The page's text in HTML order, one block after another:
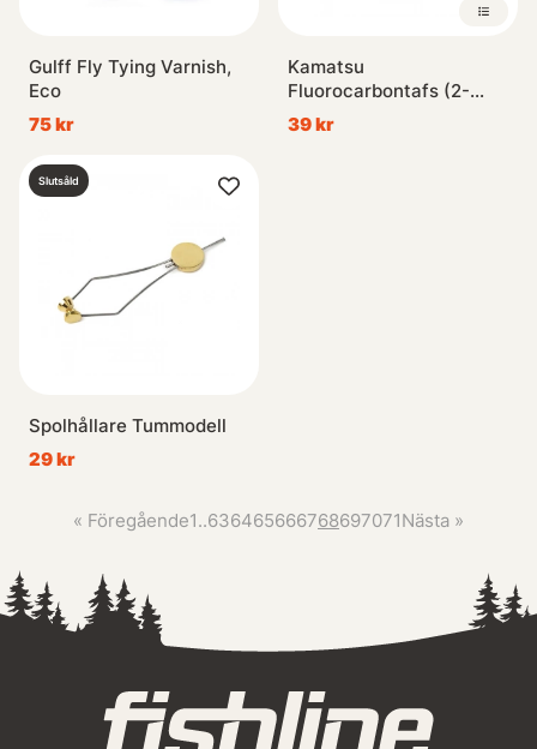
Gulff Fly Tying Varnish,
Eco
75 kr
Kamatsu
Fluorocarbontafs (2-
pack)
39 kr
Slutsåld
Spolhållare Tummodell
29 kr
« Föregående1..636465666768697071Nästa »